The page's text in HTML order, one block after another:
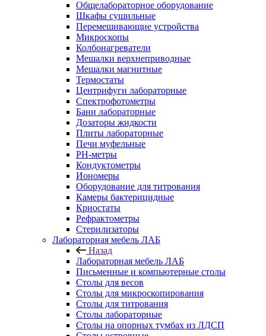
Общелабораторное оборудование
Шкафы сушильные
Перемешивающие устройства
Микроскопы
Колбонагреватели
Мешалки верхнеприводные
Мешалки магнитные
Термостаты
Центрифуги лабораторные
Спектрофотометры
Бани лабораторные
Дозаторы жидкости
Плиты лабораторные
Печи муфельные
РН-метры
Кондуктометры
Иономеры
Оборудование для титрования
Камеры бактерицидные
Криостаты
Рефрактометры
Стерилизаторы
Лабораторная мебель ЛАБ
Назад
Лабораторная мебель ЛАБ
Письменные и компьютерные столы
Столы для весов
Столы для микроскопирования
Столы для титрования
Столы лабораторные
Столы на опорных тумбах из ЛДСП